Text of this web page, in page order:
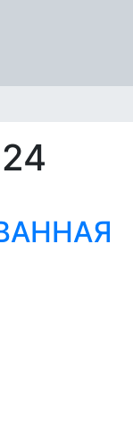
ปฏิทิน